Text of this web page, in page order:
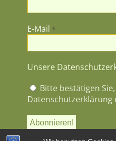
E-Mail *
Unsere
Bitte bestätigen
Datenschutzerklärung